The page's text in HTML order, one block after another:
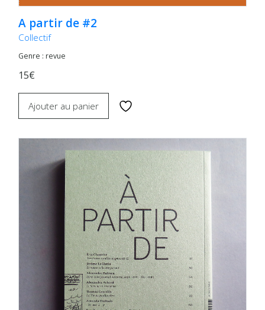
A partir de #2
Collectif
Genre : revue
15€
Ajouter au panier